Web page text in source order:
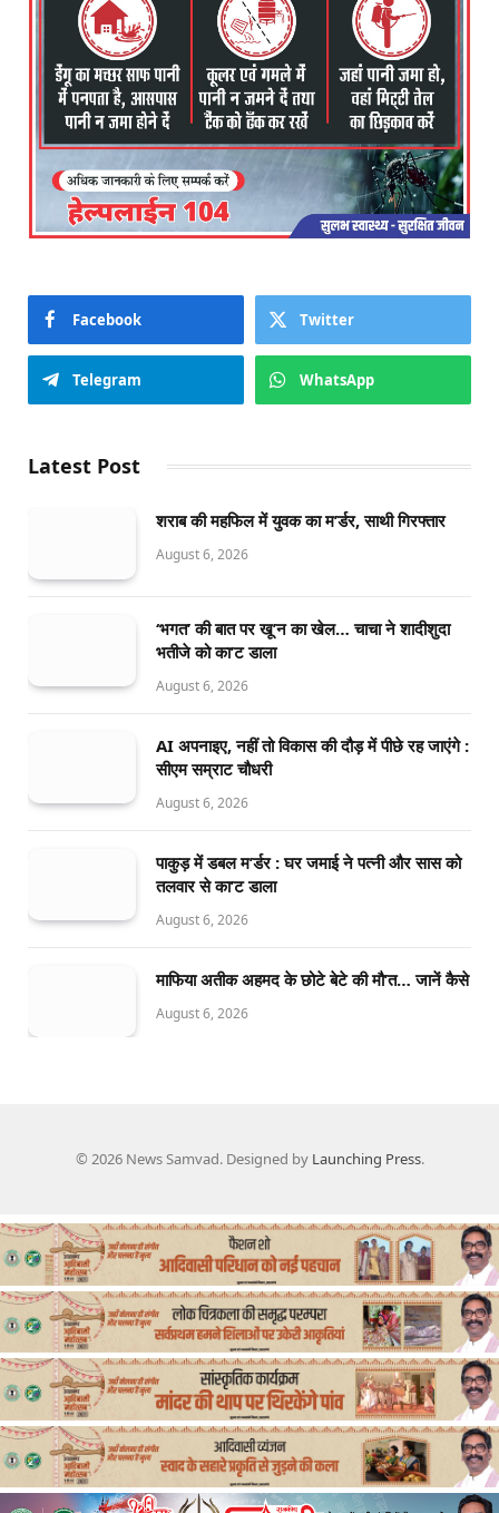
Facebook Twitter
Telegram WhatsApp
Latest Post
शराब की महफिल में युवक का म’र्डर, साथी गिरफ्तार
August 6, 2026
‘भगत’ की बात पर खू’न का खेल… चाचा ने शादीशुदा
भतीजे को का’ट डाला
August 6, 2026
AI अपनाइए, नहीं तो विकास की दौड़ में पीछे रह जाएंगे :
सीएम सम्राट चौधरी
August 6, 2026
पाकुड़ में डबल म’र्डर : घर जमाई ने पत्नी और सास को
तलवार से का’ट डाला
August 6, 2026
माफिया अतीक अहमद के छोटे बेटे की मौ’त… जानें कैसे
August 6, 2026
© 2026 News Samvad. Designed by Launching Press.